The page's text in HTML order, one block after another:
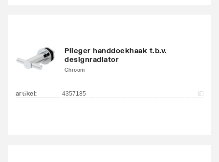
Plieger handdoekhaak t.b.v.
designradiator
Chroom
artikel: 4357185